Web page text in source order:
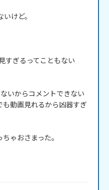
けど。
すぎるってこともない
いからコメントできない
動画見れるから凶器すぎ
ゃおさまった。